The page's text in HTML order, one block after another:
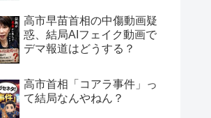
高市早苗首相の中傷動画疑
惑、結局AIフェイク動画で
デマ報道はどうする？
高市首相「コアラ事件」っ
て結局なんやねん？